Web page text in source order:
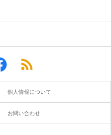
個人情報について
お問い合わせ